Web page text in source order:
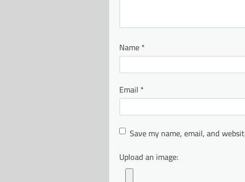
Name*
Email *
Save my name, email, and
Upload an image: